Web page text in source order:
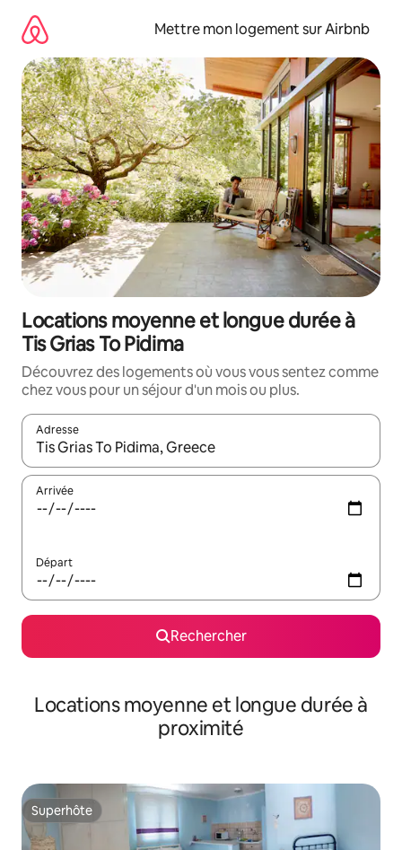
directement
contenu
Mettre mon logement sur Airbnb
Locations moyenne et longue durée à
Tis Grias To Pidima
Découvrez des logements où vous vous sentez comme
chez vous pour un séjour d'un mois ou plus.
Adresse
Lorsque les résultats s'affichent, utilisez les flèches vers le
Arrivée
Départ
Rechercher
Locations moyenne et longue durée à
proximité
Superhôte
Superhôte